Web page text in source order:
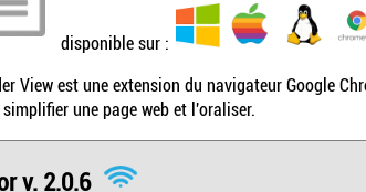
disponible sur :
View est une extension du navigateur Google
une page web et l'oraliser.
v. 2.0.6